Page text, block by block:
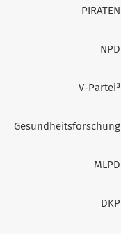
PIRATEN
NPD
V-Partei³
Gesundheitsforschung
MLPD
DKP